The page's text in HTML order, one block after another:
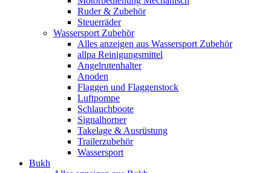
Ruder & Zubehör
Steuerräder
Wassersport Zubehör
Alles anzeigen aus Wassersport Zubehör
allpa Reinigungsmittel
Angelrutenhalter
Anoden
Flaggen und Flaggenstock
Luftpompe
Schlauchboote
Signalhorner
Takelage & Ausrüstung
Trailerzubehör
Wassersport
Bukh